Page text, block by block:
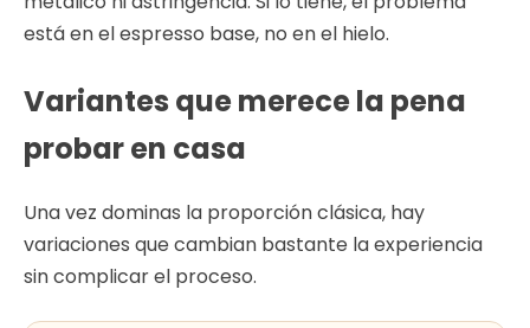
está en el espresso base, no en el hielo.
Variantes que merece la pena
probar en casa
Una vez dominas la proporción clásica, hay
variaciones que cambian bastante la experiencia
sin complicar el proceso.